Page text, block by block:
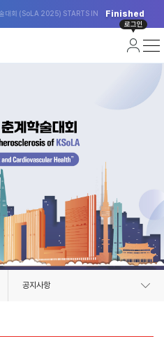
대회 (SoLA 2025) STARTS IN Finished
로그인
공지사항